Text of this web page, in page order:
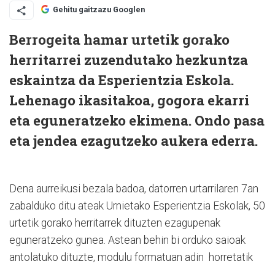
Gehitu gaitzazu Googlen
Berrogeita hamar urtetik gorako
herritarrei zuzendutako hezkuntza
eskaintza da Esperientzia Eskola.
Lehenago ikasitakoa, gogora ekarri
eta eguneratzeko ekimena. Ondo pasa
eta jendea ezagutzeko aukera ederra.
Dena aurreikusi bezala badoa, datorren urtarrilaren 7an
zabalduko ditu ateak Urnietako Esperientzia Eskolak, 50
urtetik gorako herritarrek dituzten ezagupenak
eguneratzeko gunea. Astean behin bi orduko saioak
antolatuko dituzte, modulu formatuan adin horretatik